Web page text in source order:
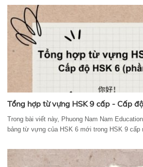
Tổng hợp từ vựng HSK 9 cấp - Cấp
Trong bài viết này, Phuong Nam Nam
bảng từ vựng của HSK 6 mới trong HSK 9 cấp